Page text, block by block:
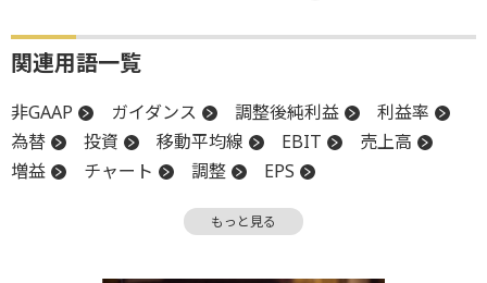
関連用語一覧
非GAAP ガイダンス 調整後純利益
利益率
為替
投資 移動平均線 EBIT
売上高
増益
チャート 調整
EPS
営業利益率
関税
もっと見る